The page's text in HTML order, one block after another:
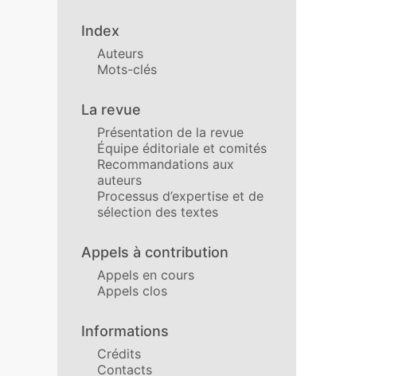
Index
Auteurs
Mots-clés
La revue
Présentation de la revue
Équipe éditoriale et comités
Recommandations aux
auteurs
Processus d’expertise et de
sélection des textes
Appels à contribution
Appels en cours
Appels clos
Informations
Crédits
Contacts